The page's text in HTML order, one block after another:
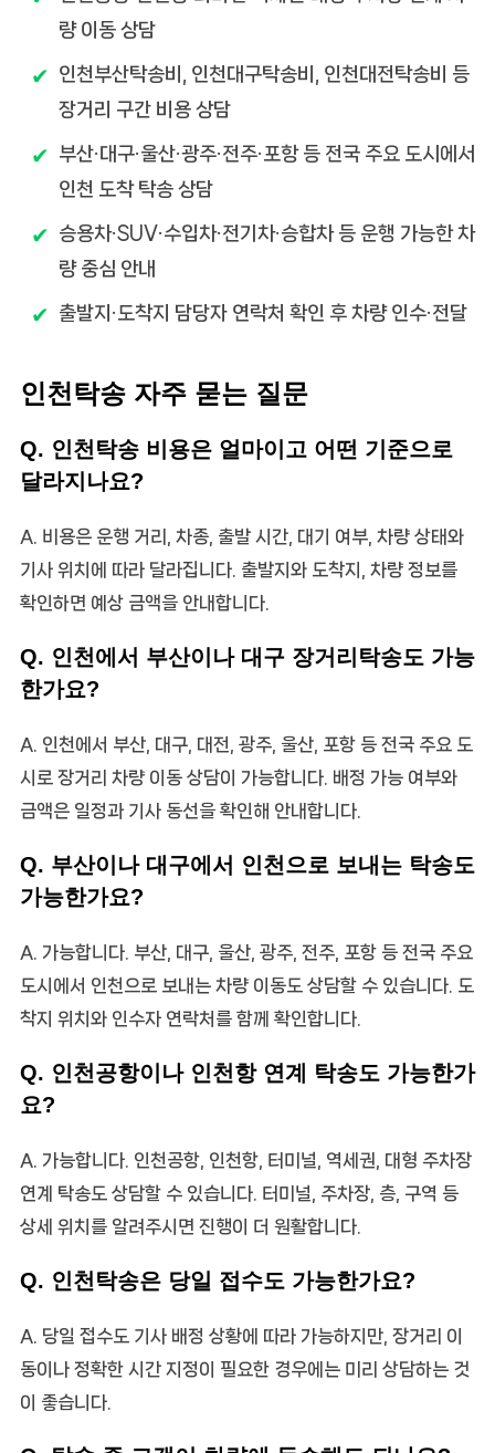
량 이동 상담
인천부산탁송비, 인천대구탁송비, 인천대전탁송비 등
장거리 구간 비용 상담
부산·대구·울산·광주·전주·포항 등 전국 주요 도시에서
인천 도착 탁송 상담
승용차·SUV·수입차·전기차·승합차 등 운행 가능한 차
량 중심 안내
출발지·도착지 담당자 연락처 확인 후 차량 인수·전달
인천탁송 자주 묻는 질문
Q. 인천탁송 비용은 얼마이고 어떤 기준으로
달라지나요?
A. 비용은 운행 거리, 차종, 출발 시간, 대기 여부, 차량 상태와
기사 위치에 따라 달라집니다. 출발지와 도착지, 차량 정보를
확인하면 예상 금액을 안내합니다.
Q. 인천에서 부산이나 대구 장거리탁송도 가능
한가요?
A. 인천에서 부산, 대구, 대전, 광주, 울산, 포항 등 전국 주요 도
시로 장거리 차량 이동 상담이 가능합니다. 배정 가능 여부와
금액은 일정과 기사 동선을 확인해 안내합니다.
Q. 부산이나 대구에서 인천으로 보내는 탁송도
가능한가요?
A. 가능합니다. 부산, 대구, 울산, 광주, 전주, 포항 등 전국 주요
도시에서 인천으로 보내는 차량 이동도 상담할 수 있습니다. 도
착지 위치와 인수자 연락처를 함께 확인합니다.
Q. 인천공항이나 인천항 연계 탁송도 가능한가
요?
A. 가능합니다. 인천공항, 인천항, 터미널, 역세권, 대형 주차장
연계 탁송도 상담할 수 있습니다. 터미널, 주차장, 층, 구역 등
상세 위치를 알려주시면 진행이 더 원활합니다.
Q. 인천탁송은 당일 접수도 가능한가요?
A. 당일 접수도 기사 배정 상황에 따라 가능하지만, 장거리 이
동이나 정확한 시간 지정이 필요한 경우에는 미리 상담하는 것
이 좋습니다.